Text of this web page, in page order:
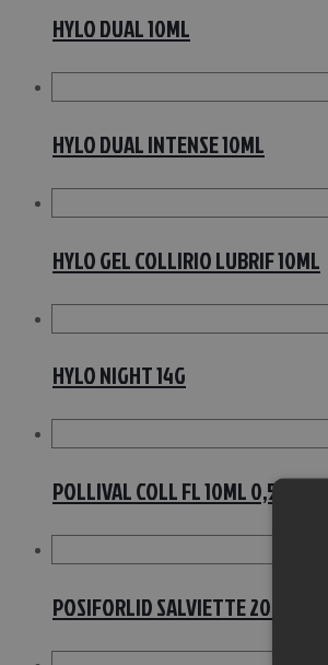
HYLO DUAL 10ML
HYLO DUAL INTENSE 10ML
HYLO GEL COLLIRIO LUBRIF 10ML
HYLO NIGHT 14G
POLLIVAL COLL FL 10ML 0,5MG/ML
POSIFORLID SALVIETTE 20PZ